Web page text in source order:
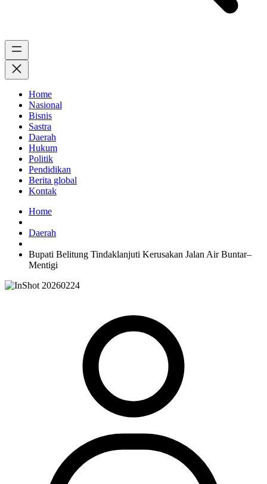
Home
Nasional
Bisnis
Sastra
Daerah
Hukum
Politik
Pendidikan
Berita global
Kontak
Home
Daerah
Bupati Belitung Tindaklanjuti Kerusakan Jalan Air Buntar–
Mentigi